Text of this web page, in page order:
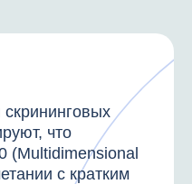
что
(Multidimensional
с кратким